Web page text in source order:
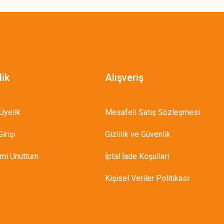
Unuttum
Alışveriş
Mesafeli Satış Sözleşmesi
Gizlilik ve Güvenlik
İptal İade Koşullari
Kişisel Veriler Politikası